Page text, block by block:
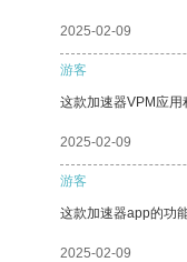
2025-02-09
游客
这款加速器VPM应用
2025-02-09
游客
这款加速器app的功
2025-02-09